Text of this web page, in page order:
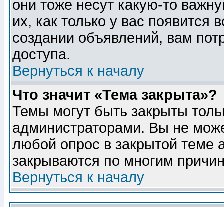
они тоже несут какую-то
их, как только у вас появится
создании объявлений, вам
доступа.
Вернуться к началу
Что значит «Тема закрыта»?
Темы могут быть закрыты
администраторами. Вы не
любой опрос в закрытой теме
закрываются по многим
Вернуться к началу